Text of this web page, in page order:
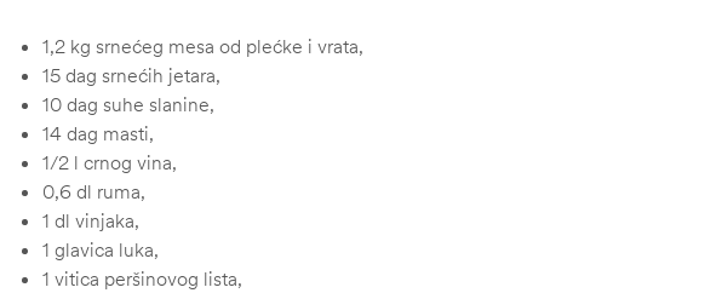
1,2 kg srnećeg mesa od plećke i vrata,
15 dag srnećih jetara,
10 dag suhe slanine,
14 dag masti,
1/2 l crnog vina,
0,6 dl ruma,
1 dl vinjaka,
1 glavica luka,
1 vitica peršinovog lista,